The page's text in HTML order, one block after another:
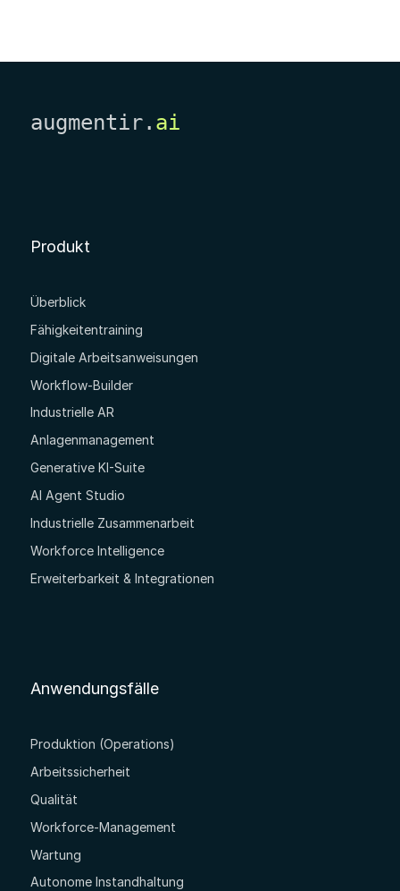
augmentir. ai
Produkt
Überblick
Fähigkeitentraining
Digitale Arbeitsanweisungen
Workflow-Builder
Industrielle AR
Anlagenmanagement
Generative KI-Suite
AI Agent Studio
Industrielle Zusammenarbeit
Workforce Intelligence
Erweiterbarkeit & Integrationen
Anwendungsfälle
Produktion (Operations)
Arbeitssicherheit
Qualität
Workforce-Management
Wartung
Autonome Instandhaltung